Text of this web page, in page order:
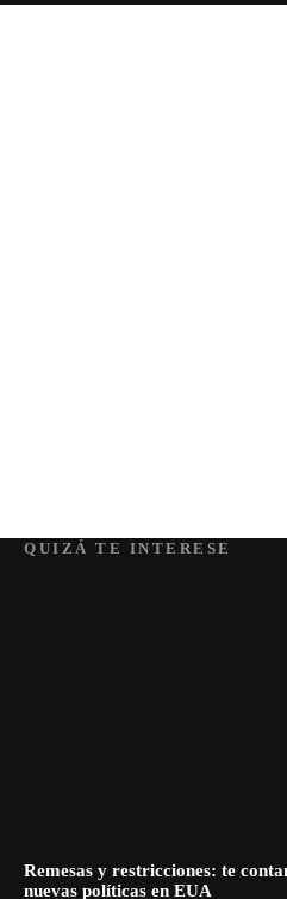
QUIZÁ TE INTERESE
Remesas y restricciones: te
nuevas políticas en EUA